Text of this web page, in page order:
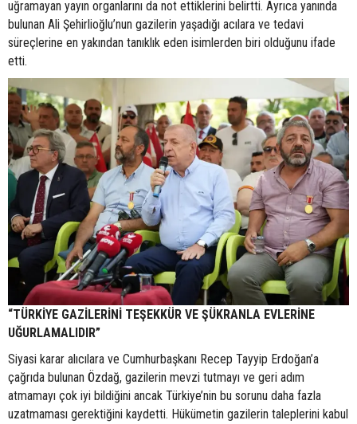
uğramayan yayın organlarını da not ettiklerini belirtti. Ayrıca yanında
bulunan Ali Şehirlioğlu’nun gazilerin yaşadığı acılara ve tedavi
süreçlerine en yakından tanıklık eden isimlerden biri olduğunu ifade
etti.
“TÜRKİYE GAZİLERİNİ TEŞEKKÜR VE ŞÜKRANLA EVLERİNE
UĞURLAMALIDIR”
Siyasi karar alıcılara ve Cumhurbaşkanı Recep Tayyip Erdoğan’a
çağrıda bulunan Özdağ, gazilerin mevzi tutmayı ve geri adım
atmamayı çok iyi bildiğini ancak Türkiye’nin bu sorunu daha fazla
uzatmaması gerektiğini kaydetti. Hükümetin gazilerin taleplerini kabul